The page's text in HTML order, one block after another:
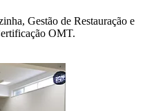
Gestão de Restauração e
OMT.